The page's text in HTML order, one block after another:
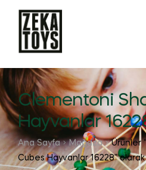
Clementoni
Hayvanlar
Ana Sayfa Mağaza
Ürünler
Cubes Hayvanlar 16228”